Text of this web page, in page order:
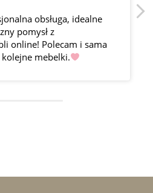
obsługa, idealne
pomysł z
online! Polecam i sama
mebelki.